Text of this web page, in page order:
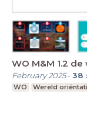
WO M&M 1.2
February 2025-38
WO Wereld